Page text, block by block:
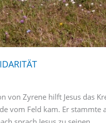
von Zyrene hilft Jesus
vom Feld kam. Er